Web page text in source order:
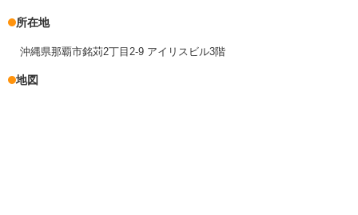
所在地
沖縄県那覇市銘苅2丁目2-9 アイリスビル3階
地図